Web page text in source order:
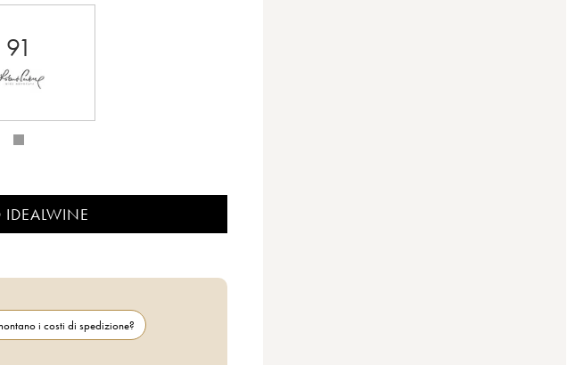
91
IDEALWINE
i costi di spedizione?